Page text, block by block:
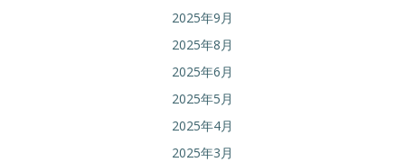
2025年9月
2025年8月
2025年6月
2025年5月
2025年4月
2025年3月